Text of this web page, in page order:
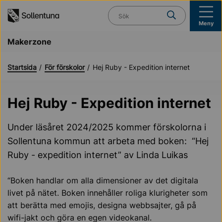
Vad söker du?
Meny
Makerzone
Startsida För förskolor Hej Ruby - Expedition internet
Hej Ruby - Expedition internet
Under läsåret 2024/2025 kommer förskolorna i
Sollentuna kommun att arbeta med boken: “Hej
Ruby - expedition internet” av Linda Luikas
“Boken handlar om alla dimensioner av det digitala
livet på nätet. Boken innehåller roliga klurigheter som
att berätta med emojis, designa webbsajter, gå på
wifi-jakt och göra en egen videokanal.